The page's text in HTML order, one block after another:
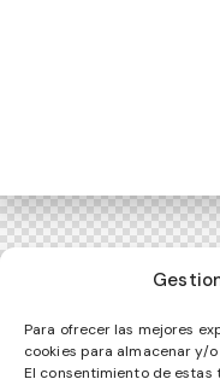
Para ofrecer las mejores
cookies para almacenar y/
El consentimiento de